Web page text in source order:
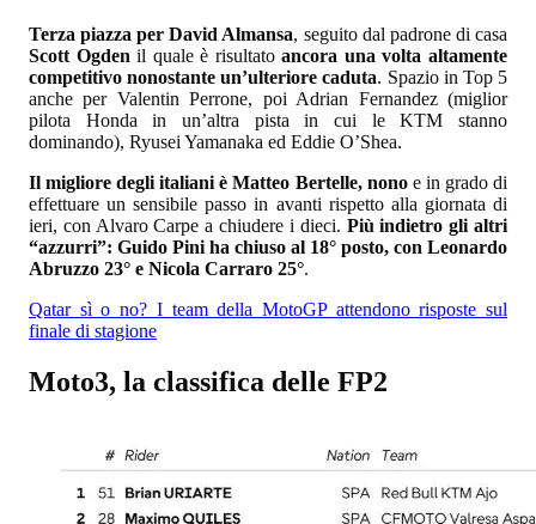
Terza piazza per David Almansa, seguito dal padrone di casa
Scott Ogden il quale è risultatoancora una volta altamente
competitivo nonostante un’ulteriore caduta. Spazio in Top 5
anche per Valentin Perrone, poi Adrian Fernandez (miglior
pilota Honda in un’altra pista in cui le KTM stanno
dominando), Ryusei Yamanaka ed Eddie O’Shea.
Il migliore degli italiani è Matteo Bertelle, nono e in grado di
effettuare un sensibile passo in avanti rispetto alla giornata di
ieri, con Alvaro Carpe a chiudere i dieci. Più indietro gli altri
“azzurri”: Guido Pini ha chiuso al 18° posto, con Leonardo
Abruzzo 23° e Nicola Carraro 25°.
Qatar sì o no? I team della MotoGP attendono risposte sul
finale di stagione
Moto3, la classifica delle FP2